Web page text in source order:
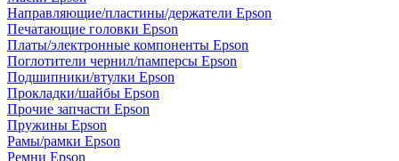
Направляющие/пластины/держатели Epson
Печатающие головки Epson
Платы/электронные компоненты Epson
Поглотители чернил/памперсы Epson
Подшипники/втулки Epson
Прокладки/шайбы Epson
Прочие запчасти Epson
Пружины Epson
Рамы/рамки Epson
Ремни Epson